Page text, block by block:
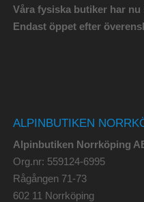
Våra fysiska butiker har
Endast öppet efter
ALPINBUTIKEN
Alpinbutiken Norrköping
Org.nr: 559124-6995
Rågången 71-73
602 11 Norrköping